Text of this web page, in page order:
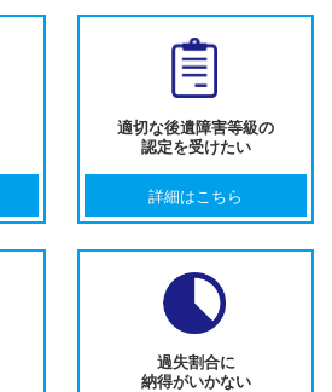
適切な後遺障害等級の
認定を受けたい
詳細はこちら
過失割合に
納得がいかない